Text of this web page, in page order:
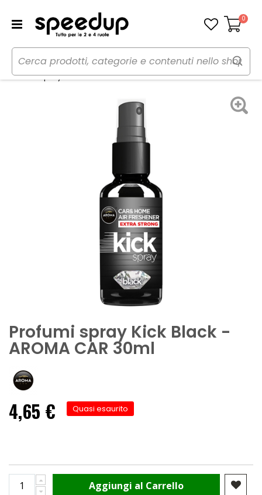
Carrello
0
Home Auto Cura dell'auto
Profumi
Profumi spray Kick Black - AROMA CAR
Profumi spray Kick Black -
AROMA CAR 30ml
4,65 € Quasi esaurito
Aggiungi al Carrello